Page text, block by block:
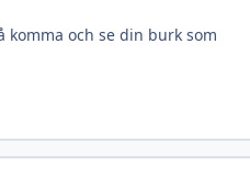
komma och se din burk som